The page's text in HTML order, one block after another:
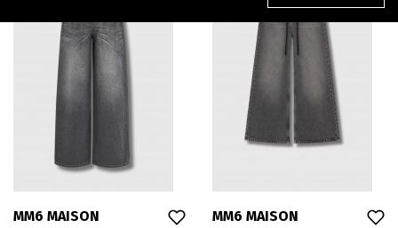
MM6 MAISON
MM6 MAISON